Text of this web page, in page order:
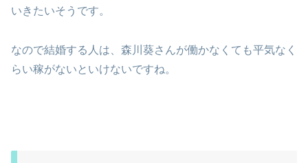
いきたいそうです。
なので結婚する人は、森川葵さんが働かなくても平気なく
らい稼がないといけないですね。